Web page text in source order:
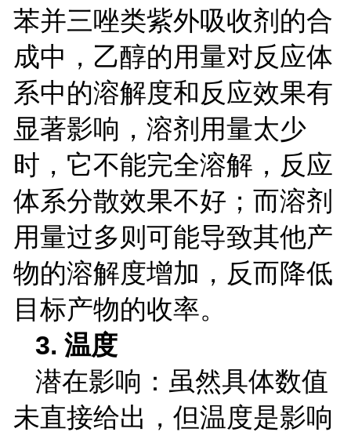
苯并三唑类紫外吸收剂的合
成中，乙醇的用量对反应体
系中的溶解度和反应效果有
显著影响，溶剂用量太少
时，它不能完全溶解，反应
体系分散效果不好；而溶剂
用量过多则可能导致其他产
物的溶解度增加，反而降低
目标产物的收率。
3.温度
潜在影响：虽然具体数值
未直接给出，但温度是影响